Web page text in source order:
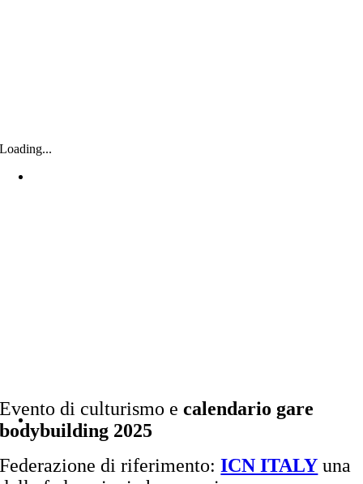
Loading...
Evento di culturismo ecalendario gare
bodybuilding 2025
Federazione di riferimento:ICN ITALY una